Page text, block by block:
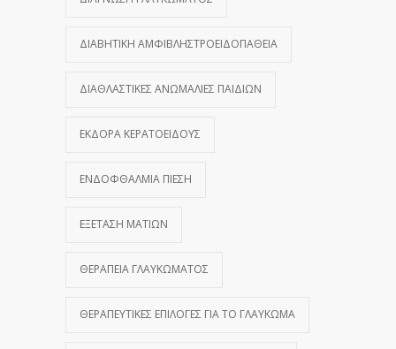
ΔΙΑΒΗΤΙΚΉ ΑΜΦΙΒΛΗΣΤΡΟΕΙΔΟΠΆΘΕΙΑ
ΔΙΑΘΛΑΣΤΙΚΈΣ ΑΝΩΜΑΛΊΕΣ ΠΑΙΔΙΏΝ
ΕΚΔΟΡΆ ΚΕΡΑΤΟΕΙΔΟΎΣ
ΕΝΔΟΦΘΆΛΜΙΑ ΠΊΕΣΗ
ΕΞΈΤΑΣΗ ΜΑΤΙΏΝ
ΘΕΡΑΠΕΊΑ ΓΛΑΥΚΏΜΑΤΟΣ
ΘΕΡΑΠΕΥΤΙΚΈΣ ΕΠΙΛΟΓΈΣ ΓΙΑ ΤΟ ΓΛΑΎΚΩΜΑ